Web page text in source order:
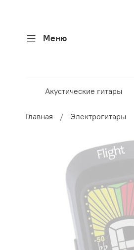
Меню
Акустические гитары
Главная Электрогитары